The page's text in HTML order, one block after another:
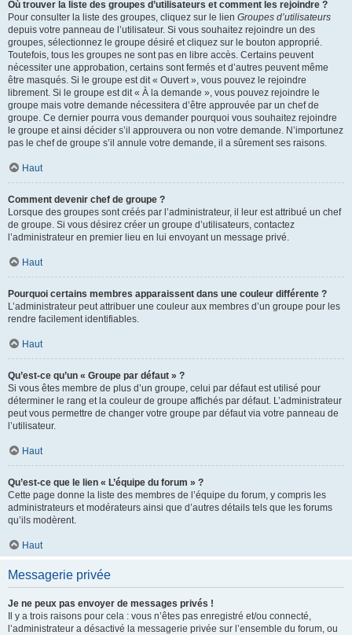
Où trouver la liste des groupes d’utilisateurs et comment les rejoindre ?
Pour consulter la liste des groupes, cliquez sur le lien Groupes d’utilisateurs
depuis votre panneau de l’utilisateur. Si vous souhaitez rejoindre un des
groupes, sélectionnez le groupe désiré et cliquez sur le bouton approprié.
Toutefois, tous les groupes ne sont pas en libre accès. Certains peuvent
nécessiter une approbation, certains sont fermés et d’autres peuvent même
être masqués. Si le groupe est dit « Ouvert », vous pouvez le rejoindre
librement. Si le groupe est dit « À la demande », vous pouvez rejoindre le
groupe mais votre demande nécessitera d’être approuvée par un chef de
groupe. Ce dernier pourra vous demander pourquoi vous souhaitez rejoindre
le groupe et ainsi décider s’il approuvera ou non votre demande. N’importunez
pas le chef de groupe s’il annule votre demande, il a sûrement ses raisons.
Haut
Comment devenir chef de groupe ?
Lorsque des groupes sont créés par l’administrateur, il leur est attribué un chef
de groupe. Si vous désirez créer un groupe d’utilisateurs, contactez
l’administrateur en premier lieu en lui envoyant un message privé.
Haut
Pourquoi certains membres apparaissent dans une couleur différente ?
L’administrateur peut attribuer une couleur aux membres d’un groupe pour les
rendre facilement identifiables.
Haut
Qu’est-ce qu’un « Groupe par défaut » ?
Si vous êtes membre de plus d’un groupe, celui par défaut est utilisé pour
déterminer le rang et la couleur de groupe affichés par défaut. L’administrateur
peut vous permettre de changer votre groupe par défaut via votre panneau de
l’utilisateur.
Haut
Qu’est-ce que le lien « L’équipe du forum » ?
Cette page donne la liste des membres de l’équipe du forum, y compris les
administrateurs et modérateurs ainsi que d’autres détails tels que les forums
qu’ils modèrent.
Haut
Messagerie privée
Je ne peux pas envoyer de messages privés !
Il y a trois raisons pour cela : vous n’êtes pas enregistré et/ou connecté,
l’administrateur a désactivé la messagerie privée sur l’ensemble du forum, ou